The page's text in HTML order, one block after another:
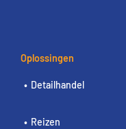
Oplossingen
Detailhandel
Reizen